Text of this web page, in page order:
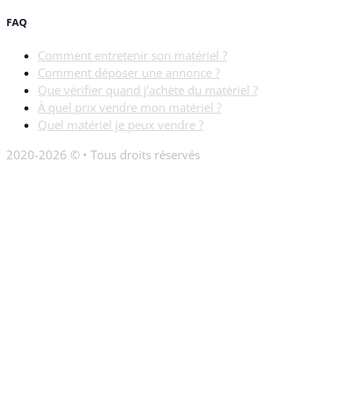
FAQ
Comment entretenir son matériel ?
Comment déposer une annonce ?
Que vérifier quand j’achète du matériel ?
À quel prix vendre mon matériel ?
Quel matériel je peux vendre ?
2020-2026 © • Tous droits réservés